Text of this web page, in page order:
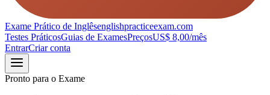
Exame Prático de Inglêsenglishpracticeexam.com
Testes PráticosGuias de ExamesPreçosUS$ 8,00/mês
EntrarCriar conta
Pronto para o Exame